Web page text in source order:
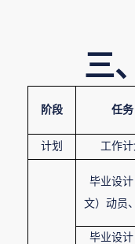
三
阶段 任务
计划 工作计
毕业设
文）动员
毕业设